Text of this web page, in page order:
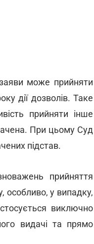
може прийняти
дії дозволів. Таке
прийняти інше
При цьому Суд
підстав.
прийняття
особливо, у випадку,
виключно
видачі та прямо